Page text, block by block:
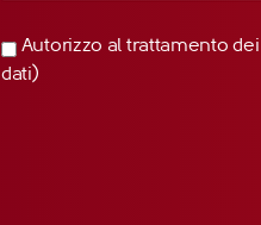
Autorizzo al trattamento dei
dati)